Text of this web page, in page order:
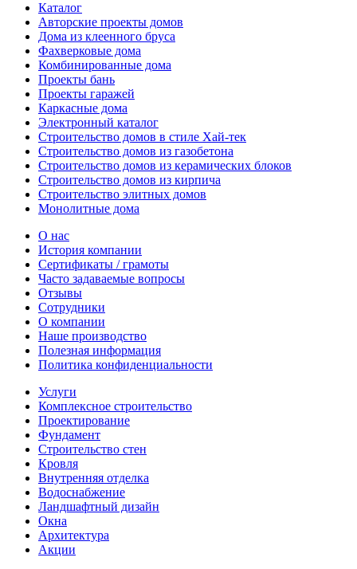
Каталог
Авторские проекты домов
Дома из клеенного бруса
Фахверковые дома
Комбинированные дома
Проекты бань
Проекты гаражей
Каркасные дома
Электронный каталог
Строительство домов в стиле Хай-тек
Строительство домов из газобетона
Строительство домов из керамических блоков
Строительство домов из кирпича
Строительство элитных домов
Монолитные дома
О нас
История компании
Сертификаты / грамоты
Часто задаваемые вопросы
Отзывы
Сотрудники
О компании
Наше производство
Полезная информация
Политика конфиденциальности
Услуги
Комплексное строительство
Проектирование
Фундамент
Строительство стен
Кровля
Внутренняя отделка
Водоснабжение
Ландшафтный дизайн
Окна
Архитектура
Акции